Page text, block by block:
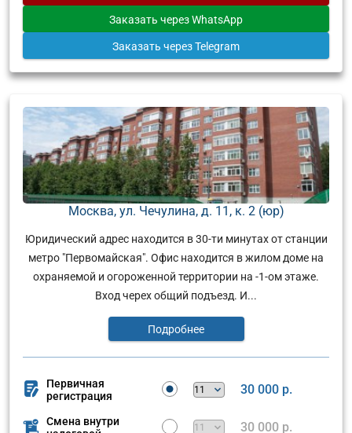
Заказать через WhatsApp
Заказать через Telegram
Москва, ул. Чечулина, д. 11, к. 2 (юр)
Юридический адрес находится в 30-ти минутах от станции
метро "Первомайская". Офис находится в жилом доме на
охраняемой и огороженной территории на -1-ом этаже.
Вход черех общий подъезд. И...
Подробнее
Первичная
регистрация
30 000 р.
Смена внутри
30 000 р.